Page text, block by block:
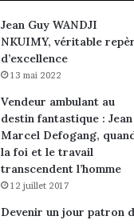
Jean Guy WANDJI
NKUIMY, véritable
d’excellence
13 mai 2022
Vendeur ambulant au
destin fantastique : Jean
Marcel Defogang,
la foi et le travail
transcendent l’homme
12 juillet 2017
Devenir un jour patron